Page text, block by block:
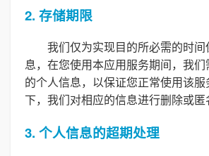
2. 存储期限
我们仅为实现目的所必需的时
息，在您使用本应用服务期间，我
的个人信息，以保证您正常使用该
下，我们对相应的信息进行删除或匿
3. 个人信息的超期处理